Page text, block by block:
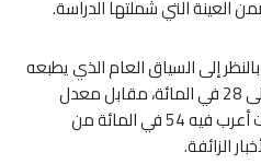
إلى السياق العام الذي يطبعه
تراجع الثقة في الإعلام بالمغرب إلى 28 في المائة، مقابل معدل
عالمي بلغ 37 في المائة، في وقت أعرب فيه 54 في المائة من
الزائفة.